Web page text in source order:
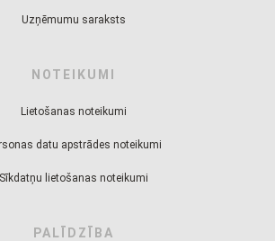
Uzņēmumu saraksts
NOTEIKUMI
Lietošanas noteikumi
datu apstrādes noteikumi
Sīkdatņu lietošanas noteikumi
PALĪDZĪBA